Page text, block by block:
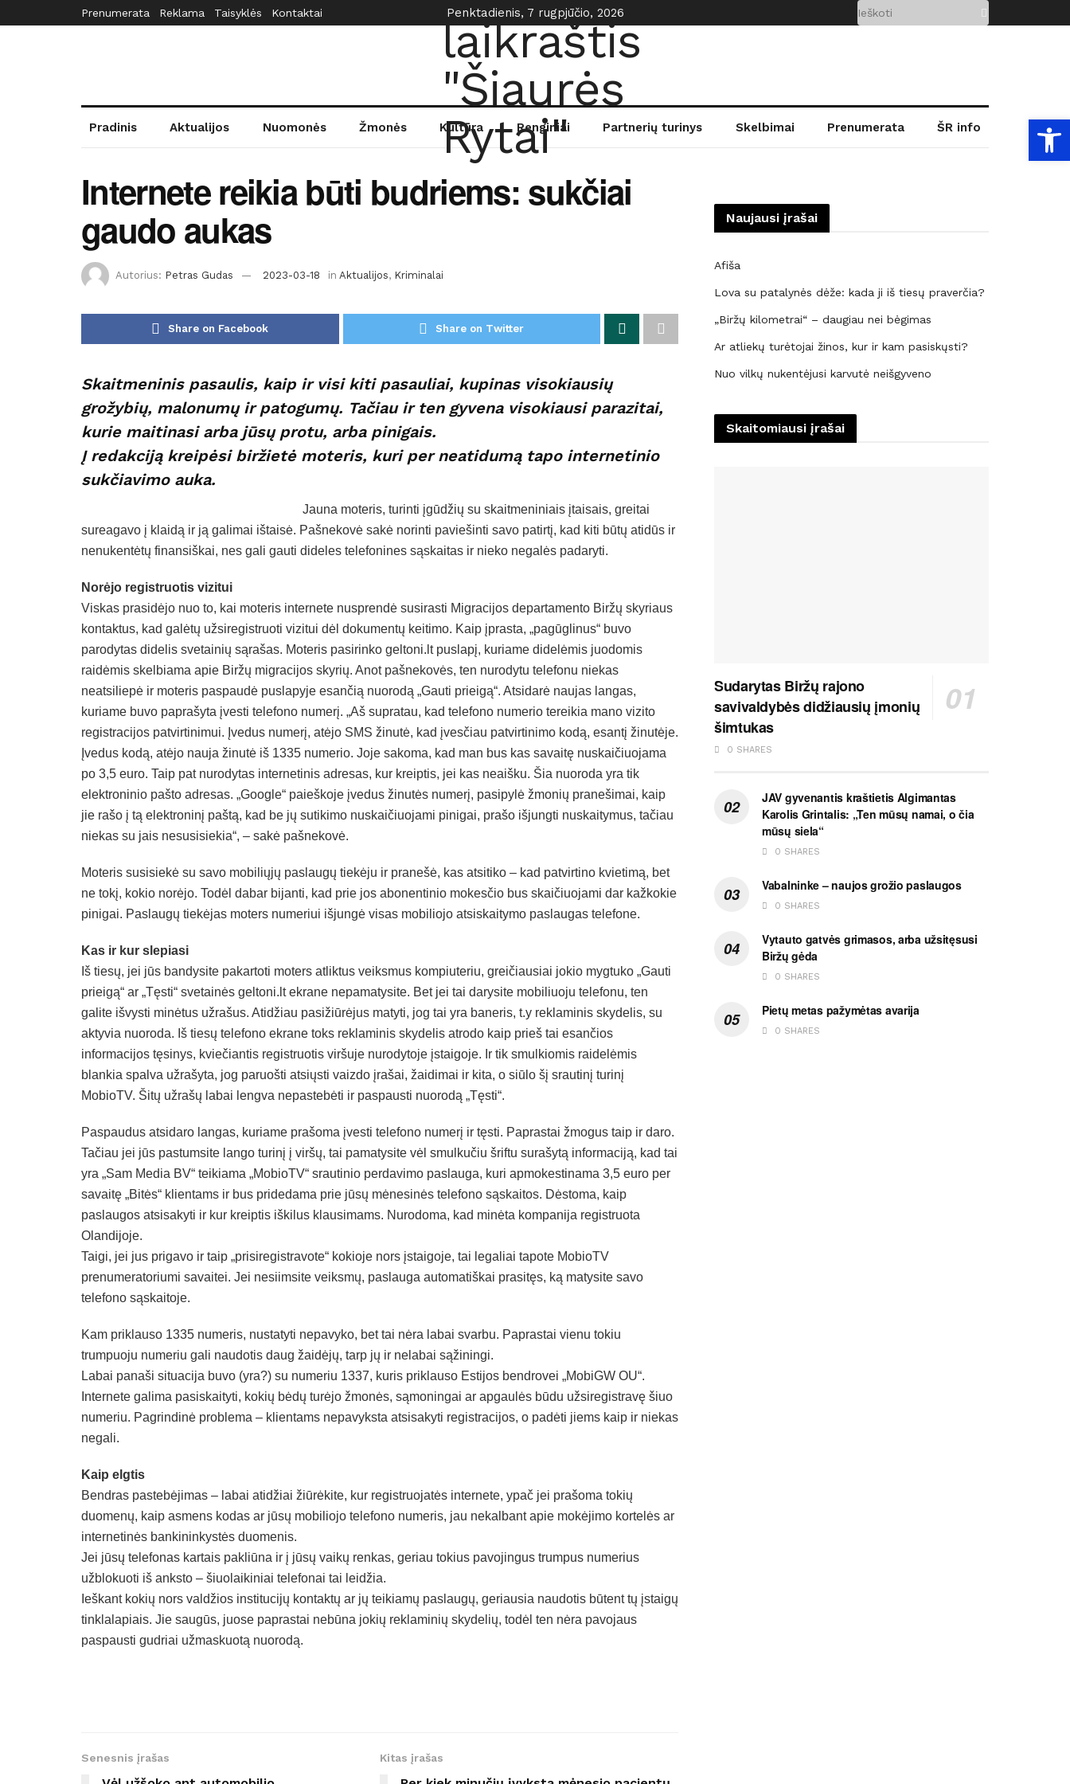
Prenumerata Reklama Taisyklės Kontaktai Penktadienis, 7 rugpjūčio, 2026
Pradinis Aktualijos Nuomonės Žmonės Kultūra Renginiai Partnerių turinys Skelbimai Prenumerata ŠR info
Internete reikia būti budriems: sukčiai
gaudo aukas
Autorius: Petras Gudas 2023-03-18 in Aktualijos, Kriminalai
Share on Facebook Share on Twitter
Skaitmeninis pasaulis, kaip ir visi kiti pasauliai, kupinas visokiausių
grožybių, malonumų ir patogumų. Tačiau ir ten gyvena visokiausi parazitai,
kurie maitinasi arba jūsų protu, arba pinigais.
Į redakciją kreipėsi biržietė moteris, kuri per neatidumą tapo internetinio
sukčiavimo auka.
Jauna moteris, turinti įgūdžių su skaitmeniniais įtaisais, greitai
sureagavo į klaidą ir ją galimai ištaisė. Pašnekovė sakė norinti paviešinti savo patirtį, kad kiti būtų atidūs ir
nenukentėtų finansiškai, nes gali gauti dideles telefonines sąskaitas ir nieko negalės padaryti.
Norėjo registruotis vizitui
Viskas prasidėjo nuo to, kai moteris internete nusprendė susirasti Migracijos departamento Biržų skyriaus
kontaktus, kad galėtų užsiregistruoti vizitui dėl dokumentų keitimo. Kaip įprasta, „pagūglinus“ buvo
parodytas didelis svetainių sąrašas. Moteris pasirinko geltoni.lt puslapį, kuriame didelėmis juodomis
raidėmis skelbiama apie Biržų migracijos skyrių. Anot pašnekovės, ten nurodytu telefonu niekas
neatsiliepė ir moteris paspaudė puslapyje esančią nuorodą „Gauti prieigą“. Atsidarė naujas langas,
kuriame buvo paprašyta įvesti telefono numerį. „Aš supratau, kad telefono numerio tereikia mano vizito
registracijos patvirtinimui. Įvedus numerį, atėjo SMS žinutė, kad įvesčiau patvirtinimo kodą, esantį žinutėje.
Įvedus kodą, atėjo nauja žinutė iš 1335 numerio. Joje sakoma, kad man bus kas savaitę nuskaičiuojama
po 3,5 euro. Taip pat nurodytas internetinis adresas, kur kreiptis, jei kas neaišku. Šia nuoroda yra tik
elektroninio pašto adresas. „Google“ paieškoje įvedus žinutės numerį, pasipylė žmonių pranešimai, kaip
jie rašo į tą elektroninį paštą, kad be jų sutikimo nuskaičiuojami pinigai, prašo išjungti nuskaitymus, tačiau
niekas su jais nesusisiekia“, – sakė pašnekovė.
Moteris susisiekė su savo mobiliųjų paslaugų tiekėju ir pranešė, kas atsitiko – kad patvirtino kvietimą, bet
ne tokį, kokio norėjo. Todėl dabar bijanti, kad prie jos abonentinio mokesčio bus skaičiuojami dar kažkokie
pinigai. Paslaugų tiekėjas moters numeriui išjungė visas mobiliojo atsiskaitymo paslaugas telefone.
Kas ir kur slepiasi
Iš tiesų, jei jūs bandysite pakartoti moters atliktus veiksmus kompiuteriu, greičiausiai jokio mygtuko „Gauti
prieigą“ ar „Tęsti“ svetainės geltoni.lt ekrane nepamatysite. Bet jei tai darysite mobiliuoju telefonu, ten
galite išvysti minėtus užrašus. Atidžiau pasižiūrėjus matyti, jog tai yra baneris, t.y reklaminis skydelis, su
aktyvia nuoroda. Iš tiesų telefono ekrane toks reklaminis skydelis atrodo kaip prieš tai esančios
informacijos tęsinys, kviečiantis registruotis viršuje nurodytoje įstaigoje. Ir tik smulkiomis raidelėmis
blankia spalva užrašyta, jog paruošti atsiųsti vaizdo įrašai, žaidimai ir kita, o siūlo šį srautinį turinį
MobioTV. Šitų užrašų labai lengva nepastebėti ir paspausti nuorodą „Tęsti“.
Paspaudus atsidaro langas, kuriame prašoma įvesti telefono numerį ir tęsti. Paprastai žmogus taip ir daro.
Tačiau jei jūs pastumsite lango turinį į viršų, tai pamatysite vėl smulkučiu šriftu surašytą informaciją, kad tai
yra „Sam Media BV“ teikiama „MobioTV“ srautinio perdavimo paslauga, kuri apmokestinama 3,5 euro per
savaitę „Bitės“ klientams ir bus pridedama prie jūsų mėnesinės telefono sąskaitos. Dėstoma, kaip
paslaugos atsisakyti ir kur kreiptis iškilus klausimams. Nurodoma, kad minėta kompanija registruota
Olandijoje.
Taigi, jei jus prigavo ir taip „prisiregistravote“ kokioje nors įstaigoje, tai legaliai tapote MobioTV
prenumeratoriumi savaitei. Jei nesiimsite veiksmų, paslauga automatiškai prasitęs, ką matysite savo
telefono sąskaitoje.
Kam priklauso 1335 numeris, nustatyti nepavyko, bet tai nėra labai svarbu. Paprastai vienu tokiu
trumpuoju numeriu gali naudotis daug žaidėjų, tarp jų ir nelabai sąžiningi.
Labai panaši situacija buvo (yra?) su numeriu 1337, kuris priklauso Estijos bendrovei „MobiGW OU“.
Internete galima pasiskaityti, kokių bėdų turėjo žmonės, sąmoningai ar apgaulės būdu užsiregistravę šiuo
numeriu. Pagrindinė problema – klientams nepavyksta atsisakyti registracijos, o padėti jiems kaip ir niekas
negali.
Kaip elgtis
Bendras pastebėjimas – labai atidžiai žiūrėkite, kur registruojatės internete, ypač jei prašoma tokių
duomenų, kaip asmens kodas ar jūsų mobiliojo telefono numeris, jau nekalbant apie mokėjimo kortelės ar
internetinės bankininkystės duomenis.
Jei jūsų telefonas kartais pakliūna ir į jūsų vaikų renkas, geriau tokius pavojingus trumpus numerius
užblokuoti iš anksto – šiuolaikiniai telefonai tai leidžia.
Ieškant kokių nors valdžios institucijų kontaktų ar jų teikiamų paslaugų, geriausia naudotis būtent tų įstaigų
tinklalapiais. Jie saugūs, juose paprastai nebūna jokių reklaminių skydelių, todėl ten nėra pavojaus
paspausti gudriai užmaskuotą nuorodą.
Senesnis įrašas Kitas įrašas
Naujausi įrašai
Afiša
Lova su patalynės dėže: kada ji iš tiesų praverčia?
„Biržų kilometrai“ – daugiau nei bėgimas
Ar atliekų turėtojai žinos, kur ir kam pasiskųsti?
Nuo vilkų nukentėjusi karvutė neišgyveno
Skaitomiausi įrašai
Sudarytas Biržų rajono
savivaldybės didžiausių įmonių
šimtukas
0 SHARES
JAV gyvenantis kraštietis Algimantas
Karolis Grintalis: „Ten mūsų namai, o čia
mūsų siela“
0 SHARES
Vabalninke – naujos grožio paslaugos
0 SHARES
Vytauto gatvės grimasos, arba užsitęsusi
Biržų gėda
0 SHARES
Pietų metas pažymėtas avarija
0 SHARES